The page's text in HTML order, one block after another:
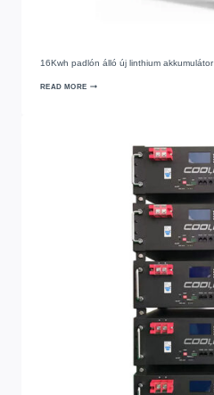
16Kwh padlón álló új linthium akkumulátor
READ MORE